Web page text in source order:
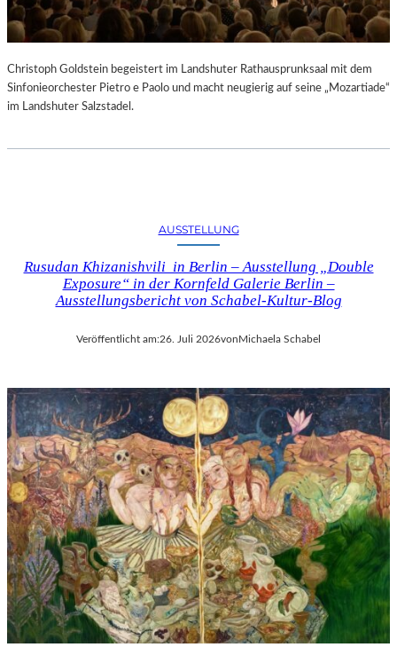
Christoph Goldstein begeistert im Landshuter Rathausprunksaal mit dem
Sinfonieorchester Pietro e Paolo und macht neugierig auf seine „Mozartiade“
im Landshuter Salzstadel.
AUSSTELLUNG
Rusudan Khizanishvili in Berlin – Ausstellung „Double
Exposure“ in der Kornfeld Galerie Berlin –
Ausstellungsbericht von Schabel-Kultur-Blog
Veröffentlicht am:26. Juli 2026von Michaela Schabel